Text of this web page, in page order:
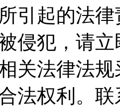
引起的法
侵犯，请
关法律法
法权利。